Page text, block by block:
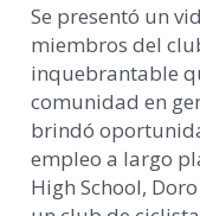
Se presentó un
miembros del
inquebrantable
comunidad en
brindó
empleo a largo
High School,